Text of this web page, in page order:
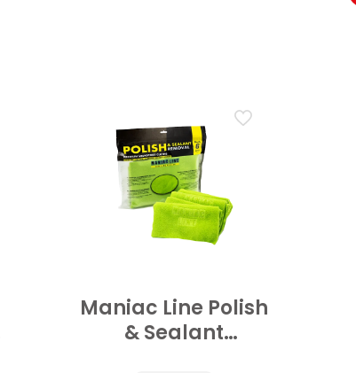
Maniac Line Polish
& Sealant